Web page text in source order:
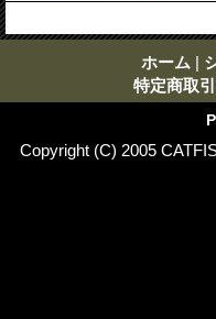
ホーム |
特定商取
Copyright (C) 2005